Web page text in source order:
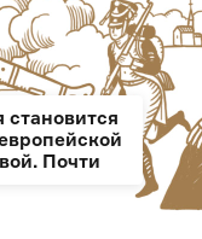
Почти